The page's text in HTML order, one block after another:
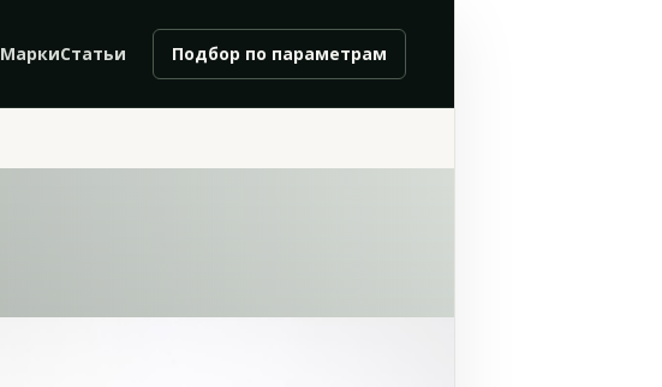
МаркиСтатьи Подбор по параметрам